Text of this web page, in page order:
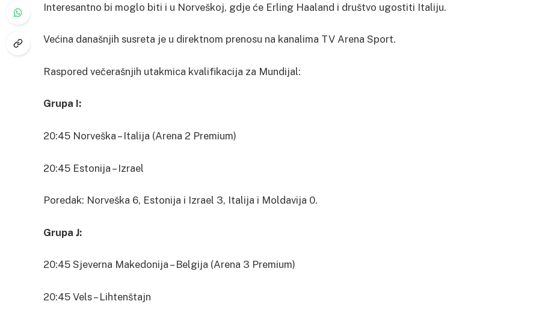
Interesantno bi moglo biti i u Norveškoj, gdje će Erling Haaland i društvo ugostiti Italiju.
Većina današnjih susreta je u direktnom prenosu na kanalima TV Arena Sport.
Raspored večerašnjih utakmica kvalifikacija za Mundijal:
Grupa I:
20:45 Norveška – Italija (Arena 2 Premium)
20:45 Estonija – Izrael
Poredak: Norveška 6, Estonija i Izrael 3, Italija i Moldavija 0.
Grupa J:
20:45 Sjeverna Makedonija – Belgija (Arena 3 Premium)
20:45 Vels – Lihtenštajn